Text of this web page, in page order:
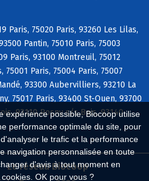
expérience possible, Biocoop utilise
performance optimale du site, pour
le trafic et la performance
navigation personnalisée en toute
d'avis à tout moment en
OK pour vous ?
Paris, 75020 Paris, 93260 Les Lilas,
Pantin, 75010 Paris, 75003
Paris, 93100 Montreuil, 75012
75001 Paris, 75004 Paris, 75007
93300 Aubervilliers, 93210 La
75017 Paris, 93400 St-Ouen, 93700
93110 Rosny s/s Bois, 93140
Le réseau Biocoop